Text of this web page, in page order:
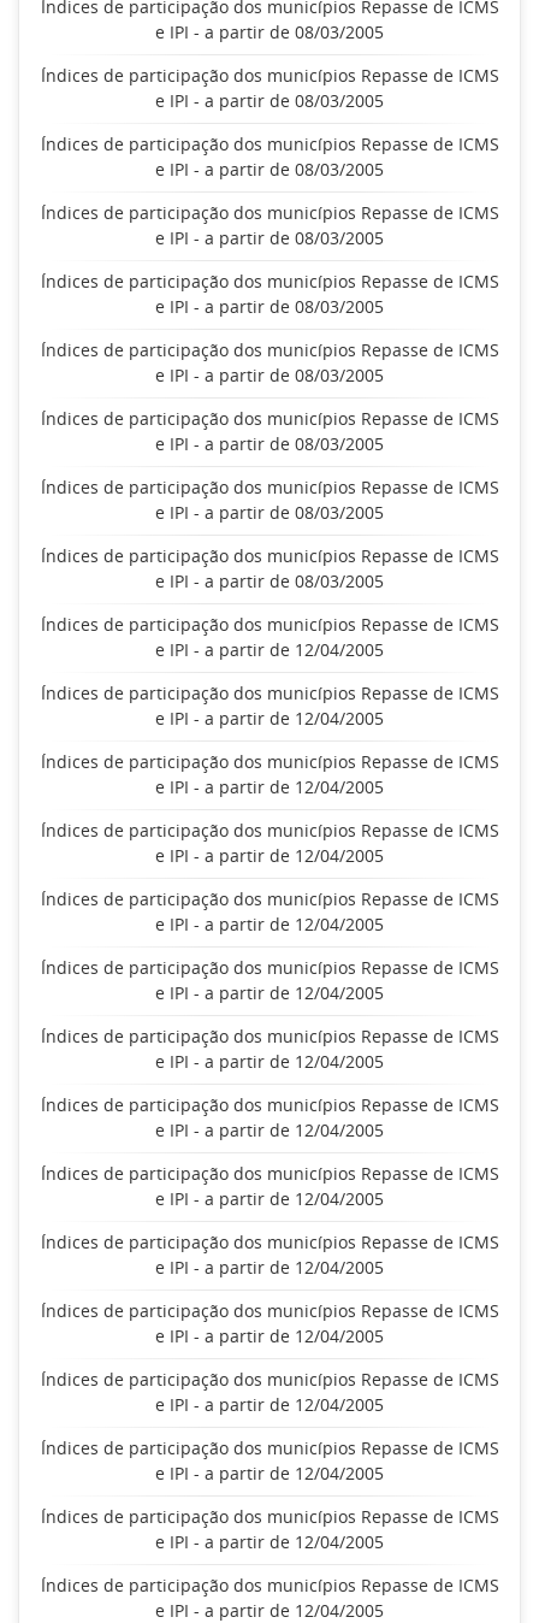
Índices de participação dos municípios Repasse de ICMS
e IPI - a partir de 08/03/2005
Índices de participação dos municípios Repasse de ICMS
e IPI - a partir de 08/03/2005
Índices de participação dos municípios Repasse de ICMS
e IPI - a partir de 08/03/2005
Índices de participação dos municípios Repasse de ICMS
e IPI - a partir de 08/03/2005
Índices de participação dos municípios Repasse de ICMS
e IPI - a partir de 08/03/2005
Índices de participação dos municípios Repasse de ICMS
e IPI - a partir de 08/03/2005
Índices de participação dos municípios Repasse de ICMS
e IPI - a partir de 08/03/2005
Índices de participação dos municípios Repasse de ICMS
e IPI - a partir de 08/03/2005
Índices de participação dos municípios Repasse de ICMS
e IPI - a partir de 08/03/2005
Índices de participação dos municípios Repasse de ICMS
e IPI - a partir de 12/04/2005
Índices de participação dos municípios Repasse de ICMS
e IPI - a partir de 12/04/2005
Índices de participação dos municípios Repasse de ICMS
e IPI - a partir de 12/04/2005
Índices de participação dos municípios Repasse de ICMS
e IPI - a partir de 12/04/2005
Índices de participação dos municípios Repasse de ICMS
e IPI - a partir de 12/04/2005
Índices de participação dos municípios Repasse de ICMS
e IPI - a partir de 12/04/2005
Índices de participação dos municípios Repasse de ICMS
e IPI - a partir de 12/04/2005
Índices de participação dos municípios Repasse de ICMS
e IPI - a partir de 12/04/2005
Índices de participação dos municípios Repasse de ICMS
e IPI - a partir de 12/04/2005
Índices de participação dos municípios Repasse de ICMS
e IPI - a partir de 12/04/2005
Índices de participação dos municípios Repasse de ICMS
e IPI - a partir de 12/04/2005
Índices de participação dos municípios Repasse de ICMS
e IPI - a partir de 12/04/2005
Índices de participação dos municípios Repasse de ICMS
e IPI - a partir de 12/04/2005
Índices de participação dos municípios Repasse de ICMS
e IPI - a partir de 12/04/2005
Índices de participação dos municípios Repasse de ICMS
e IPI - a partir de 12/04/2005